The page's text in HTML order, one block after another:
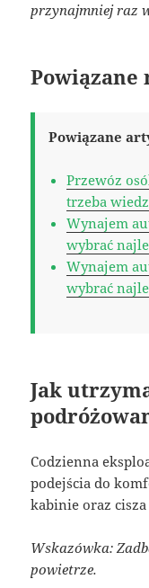
przynajmniej raz
Powiązane
Powiązane
Przewóz
trzeba
Wynajem
wybrać
Wynajem
wybrać
Jak
Codzienna
podejścia do
kabinie oraz
Wskazówka:
powietrze.